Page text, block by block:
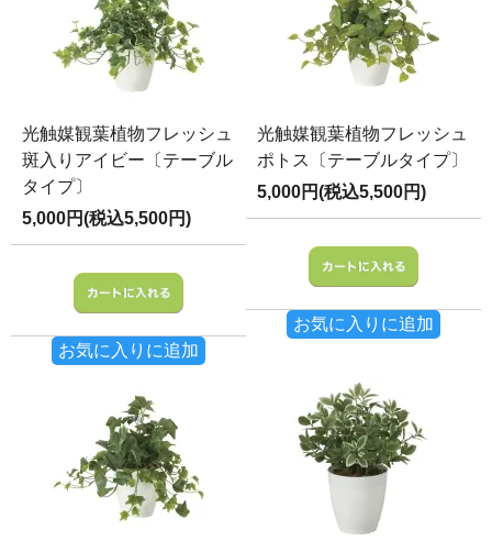
光触媒観葉植物フレッシュ
斑入りアイビー〔テーブル
タイプ〕
5,000円(税込5,500円)
お気に入りに追加
光触媒観葉植物フレッシュ
ポトス〔テーブルタイプ〕
5,000円(税込5,500円)
お気に入りに追加